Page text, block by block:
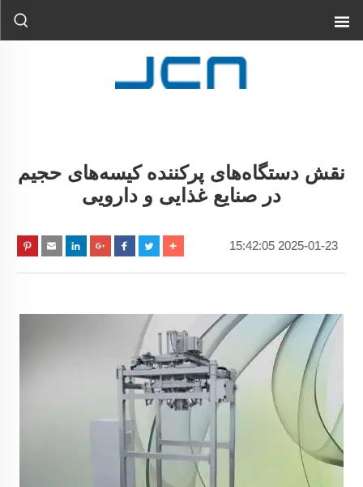
نقش دستگاه‌های پرکننده کیسه‌های حجیم
در صنایع غذایی و دارویی
2025-01-23 15:42:05